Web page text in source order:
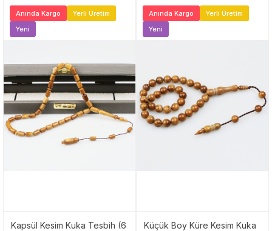
Anında Kargo
Yerli Üretim
Yeni
Kapsül Kesim Kuka Tesbih (6
Anında Kargo
Yerli Üretim
Yeni
Küçük Boy Küre Kesim Kuka